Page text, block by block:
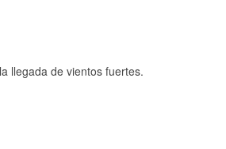
llegada de vientos fuertes.